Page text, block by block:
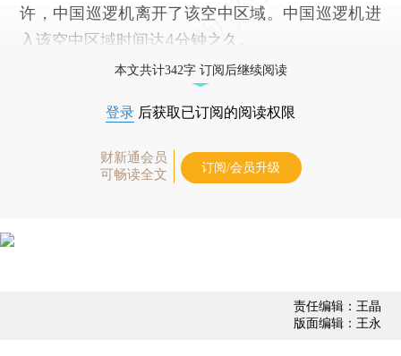
许，中国巡逻机离开了该空中区域。中国巡逻机进
入该空中区域时间达4分钟之久。
本文共计342字 订阅后继续阅读
登录 后获取已订阅的阅读权限
财新通会员
可畅读全文
订阅/会员升级
责任编辑：王晶
版面编辑：王永